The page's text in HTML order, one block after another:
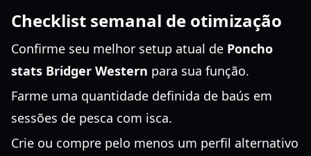
Checklist semanal de otimização
Confirme seu melhor setup atual de Poncho
stats Bridger Western para sua função.
Farme uma quantidade definida de baús em
sessões de pesca com isca.
Crie ou compre pelo menos um perfil alternativo